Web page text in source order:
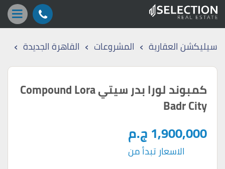
سيليكشن العقارية › المشروعات › القاهرة الجديدة ›
كمبوند لورا بدر سيتي Compound Lora
Badr City
1,900,000 ج.م
الاسعار تبدأ من